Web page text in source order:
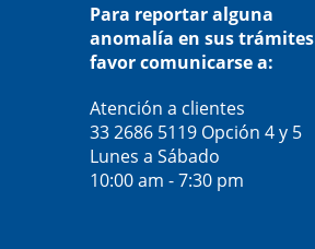
Para reportar alguna
anomalía en sus trámites
favor comunicarse a:
Atención a clientes
33 2686 5119 Opción 4 y 5
Lunes a Sábado
10:00 am - 7:30 pm